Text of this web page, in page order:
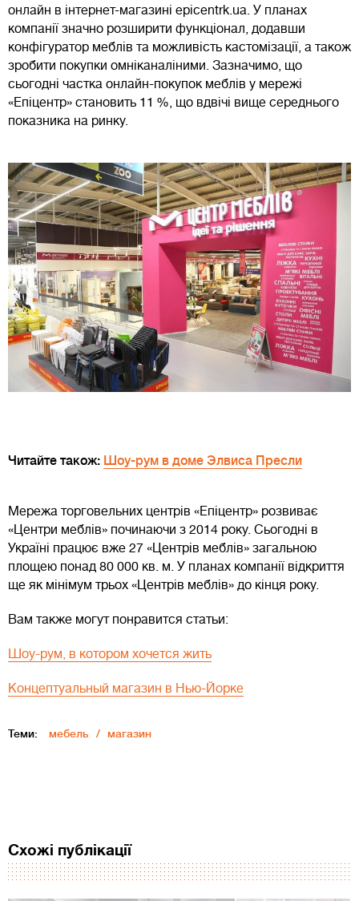
онлайн в інтернет-магазині epicentrk.ua. У планах
компанії значно розширити функціонал, додавши
конфігуратор меблів та можливість кастомізації, а також
зробити покупки омніканаліними. Зазначимо, що
сьогодні частка онлайн-покупок меблів у мережі
«Епіцентр» становить 11 %, що вдвічі вище середнього
показника на ринку.
Читайте також: Шоу-рум в доме Элвиса Пресли
Мережа торговельних центрів «Епіцентр» розвиває
«Центри меблів» починаючи з 2014 року. Сьогодні в
Україні працює вже 27 «Центрів меблів» загальною
площею понад 80 000 кв. м. У планах компанії відкриття
ще як мінімум трьох «Центрів меблів» до кінця року.
Вам также могут понравится статьи:
Шоу-рум, в котором хочется жить
Концептуальный магазин в Нью-Йорке
Теми: мебель магазин
Схожі публікації